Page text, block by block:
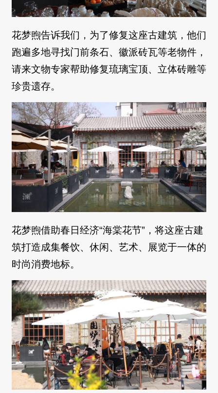
花梦煦告诉我们，为了修复这座古建筑，他们
跑遍多地寻找门前条石、徽派砖瓦等老物件，
请来文物专家帮助修复琉璃宝顶、立体砖雕等
珍贵遗存。
花梦煦借助春日经济“海棠花节”，将这座古建
筑打造成集餐饮、休闲、艺术、展览于一体的
时尚消费地标。